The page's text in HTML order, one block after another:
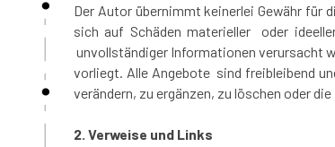
Der Autor übernimmt keinerlei Gewähr
sich auf Schäden materieller oder
unvollständiger Informationen verursacht
vorliegt. Alle Angebote sind freibleibend
verändern, zu ergänzen, zu löschen oder
2. Verweise und Links